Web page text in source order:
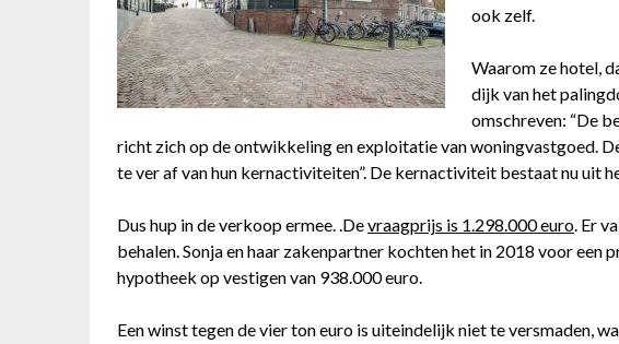
ook zelf.
Waarom ze hotel,
dijk van het
omschreven: “De
richt zich op de ontwikkeling en exploitatie van woningvastgoed.
te ver af van hun kernactiviteiten”. De kernactiviteit bestaat nu uit
Dus hup in de verkoop ermee. .Devraagprijs is 1.298.000 euro. Er
behalen. Sonja en haar zakenpartner kochten het in 2018 voor een
hypotheek op vestigen van 938.000 euro.
Een winst tegen de vier ton euro is uiteindelijk niet te versmaden,